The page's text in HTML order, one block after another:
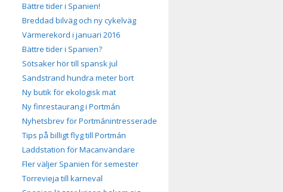
Bättre tider i Spanien!
Breddad bilväg och ny cykelväg
Värmerekord i januari 2016
Bättre tider i Spanien?
Sötsaker hör till spansk jul
Sandstrand hundra meter bort
Ny butik för ekologisk mat
Ny finrestaurang i Portmán
Nyhetsbrev för Portmánintresserade
Tips på billigt flyg till Portmán
Laddstation för Macanvändare
Fler väljer Spanien för semester
Torrevieja till karneval